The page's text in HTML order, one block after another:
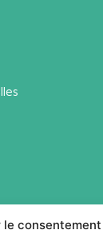
le